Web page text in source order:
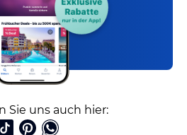
Sie uns auch hier: